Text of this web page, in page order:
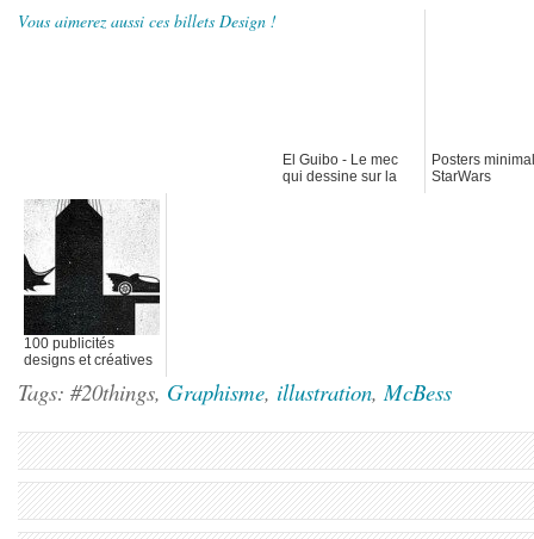
Vous aimerez aussi ces billets Design !
El Guibo - Le mec
qui dessine sur la
Posters
StarWars
100 publicités
designs et créatives
Tags: #20things, Graphisme, illustration,McBess